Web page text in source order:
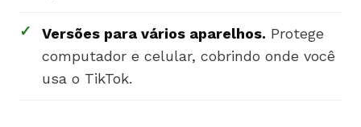
✓ Versões para vários aparelhos. Protege
computador e celular, cobrindo onde você
usa o TikTok.